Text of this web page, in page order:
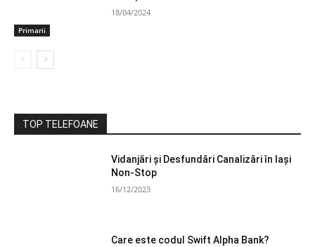
Primarii
18/04/2024
TOP TELEFOANE
Vidanjări și Desfundări Canalizări în Iași
Non-Stop
16/12/2023
Care este codul Swift Alpha Bank?